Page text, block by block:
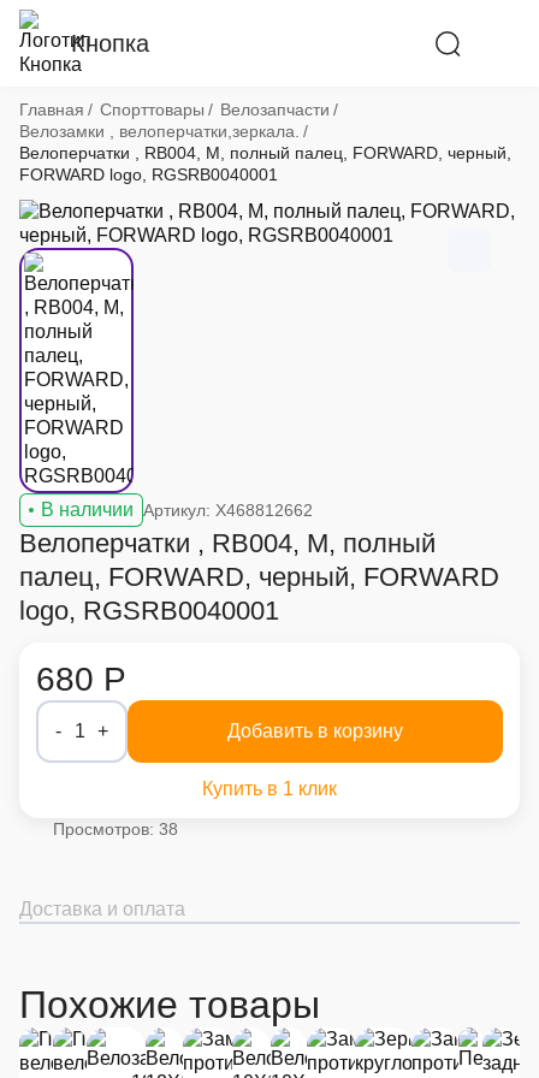
Кнопка
Хлебные крошки
Главная Спорттовары
Велозапчасти
Велозамки , велоперчатки,зеркала.
Велоперчатки , RB004, M, полный палец, FORWARD, черный,
FORWARD logo, RGSRB0040001
В наличии Артикул: X468812662
Велоперчатки , RB004, M, полный
палец, FORWARD, черный, FORWARD
logo, RGSRB0040001
680 Р
- 1 + Добавить в корзину
Купить в 1 клик
Просмотров: 38
Доставка и оплата
Похожие товары